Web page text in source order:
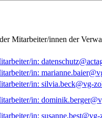
Mitarbeiter/innen der